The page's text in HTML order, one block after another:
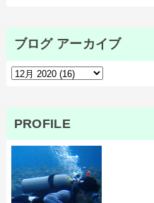
ブログ アーカイブ
PROFILE